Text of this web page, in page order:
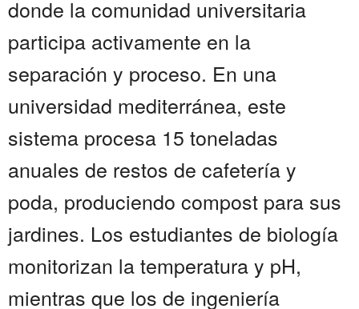
donde la comunidad universitaria
participa activamente en la
separación y proceso. En una
universidad mediterránea, este
sistema procesa 15 toneladas
anuales de restos de cafetería y
poda, produciendo compost para sus
jardines. Los estudiantes de biología
monitorizan la temperatura y pH,
mientras que los de ingeniería